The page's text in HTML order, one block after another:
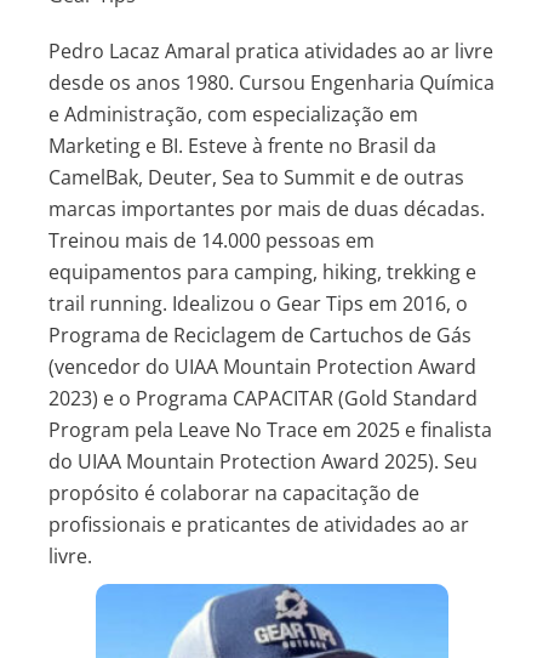
Sobre mochilas cargueiras Femininas
Por que a mochila Deuter Aircontact PRO é mais
pesada que outras mochilas para Trekking?
Conheça a mochila cargueira Deuter Aircontact
Core
Capacidade de Carga da mochila cargueira
Deuter Aircontact Core
Pedro Lacaz Amaral pratica atividades ao ar livre
desde os anos 1980. Cursou Engenharia Química
e Administração, com especialização em
Marketing e BI. Esteve à frente no Brasil da
CamelBak, Deuter, Sea to Summit e de outras
marcas importantes por mais de duas décadas.
Treinou mais de 14.000 pessoas em
equipamentos para camping, hiking, trekking e
trail running. Idealizou o Gear Tips em 2016, o
Programa de Reciclagem de Cartuchos de Gás
(vencedor do UIAA Mountain Protection Award
2023) e o Programa CAPACITAR (Gold Standard
Program pela Leave No Trace em 2025 e finalista
do UIAA Mountain Protection Award 2025). Seu
propósito é colaborar na capacitação de
profissionais e praticantes de atividades ao ar
livre.